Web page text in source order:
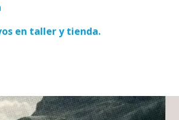
en taller y tienda.